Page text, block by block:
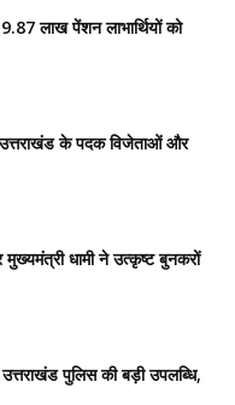
लाख पेंशन लाभार्थियों को
के पदक विजेताओं और
मुख्यमंत्री धामी ने उत्कृष्ट बुनकरों
पुलिस की बड़ी उपलब्धि,